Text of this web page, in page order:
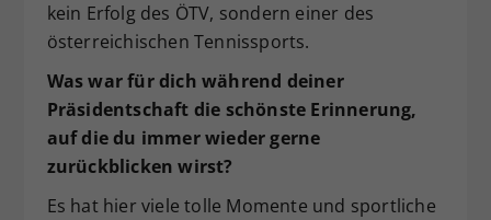
kein Erfolg des ÖTV, sondern einer des
österreichischen Tennissports.
Was war für dich während deiner
Präsidentschaft die schönste Erinnerung,
auf die du immer wieder gerne
zurückblicken wirst?
Es hat hier viele tolle Momente und sportliche